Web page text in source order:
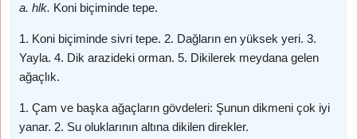
a. hlk. Koni biçiminde tepe.
1. Koni biçiminde sivri tepe. 2. Dağların en yüksek yeri. 3.
Yayla. 4. Dik arazideki orman. 5. Dikilerek meydana gelen
ağaçlık.
1. Çam ve başka ağaçların gövdeleri: Şunun dikmeni çok iyi
yanar. 2. Su oluklarının altına dikilen direkler.